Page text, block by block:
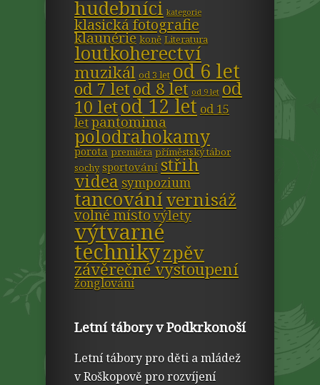
hudebníci kategorie
klasická fotografie
klaunérie koně Literatura
loutkoherectví
muzikál od 3 let od 6 let
od 7 letod 8 let od 9 let od
10 letod 12 let od 15
letpantomima
polodrahokamy
porota premiéra příměstský tábor
sochy sportování střih
videa sympozium
tancovánívernisáž
volné místovýlety
výtvarné
technikyzpěv
závěrečné vystoupení
žonglování
Letní tábory v Podkrkonoší
Letní tábory pro děti a mládež
v Roškopově pro rozvíjení